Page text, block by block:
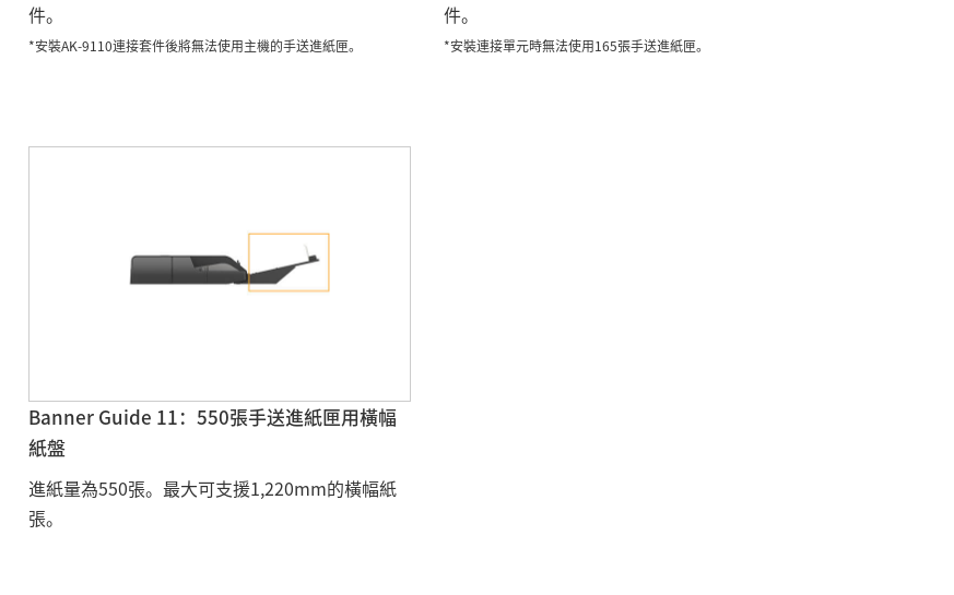
件。
*安裝AK-9110連接套件後將無法使用主機的手送進紙匣。
件。
*安裝連接單元時無法使用165張手送進紙匣。
Banner Guide 11：550張手送進紙匣用橫幅
紙盤
進紙量為550張。最大可支援1,220mm的橫幅紙
張。